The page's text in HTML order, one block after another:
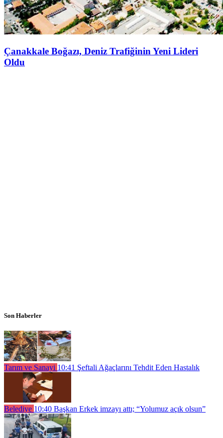
Çanakkale Boğazı, Deniz Trafiğinin Yeni Lideri
Oldu
Son Haberler
Tarım ve Sanayi 10:41 Şeftali Ağaçlarını Tehdit Eden Hastalık
Belediye 10:40 Başkan Erkek imzayı attı; “Yolumuz açık olsun”